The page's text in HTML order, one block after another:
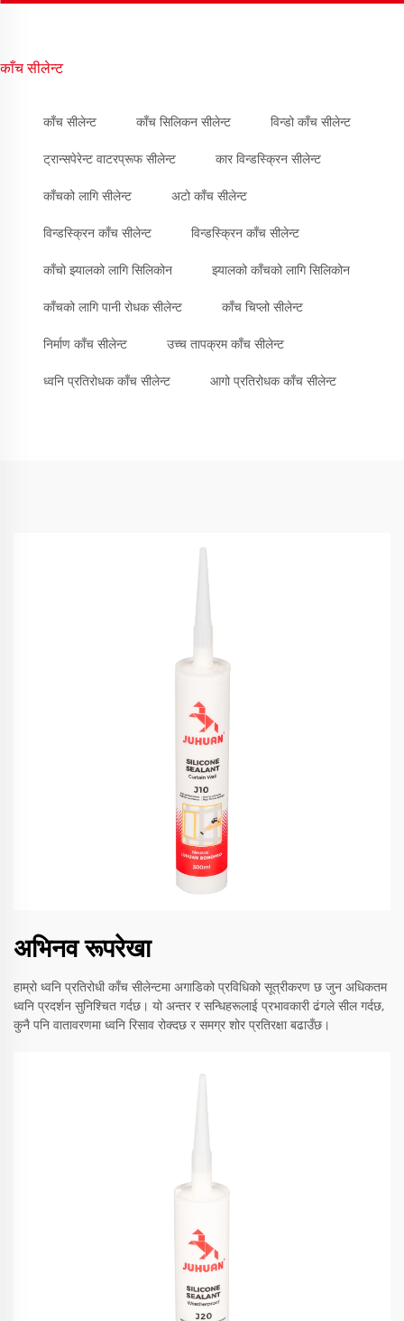
काँच सीलेन्ट
काँच सीलेन्ट काँच सिलिकन सीलेन्ट विन्डो काँच सीलेन्ट
ट्रान्सपेरेन्ट वाटरप्रूफ सीलेन्ट कार विन्डस्क्रिन सीलेन्ट
काँचको लागि सीलेन्ट अटो काँच सीलेन्ट
विन्डस्क्रिन काँच सीलेन्ट विन्डस्क्रिन काँच सीलेन्ट
काँचो झ्यालको लागि सिलिकोन झ्यालको काँचको लागि सिलिकोन
काँचको लागि पानी रोधक सीलेन्ट काँच चिप्लो सीलेन्ट
निर्माण काँच सीलेन्ट उच्च तापक्रम काँच सीलेन्ट
ध्वनि प्रतिरोधक काँच सीलेन्ट आगो प्रतिरोधक काँच सीलेन्ट
अभिनव रूपरेखा
हाम्रो ध्वनि प्रतिरोधी काँच सीलेन्टमा अगाडिको प्रविधिको सूत्रीकरण छ जुन अधिकतम
ध्वनि प्रदर्शन सुनिश्चित गर्दछ। यो अन्तर र सन्धिहरूलाई प्रभावकारी ढंगले सील गर्दछ,
कुनै पनि वातावरणमा ध्वनि रिसाव रोक्दछ र समग्र शोर प्रतिरक्षा बढाउँछ।